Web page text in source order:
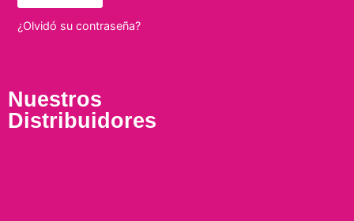
¿Olvidó su contraseña?
Nuestros
Distribuidores